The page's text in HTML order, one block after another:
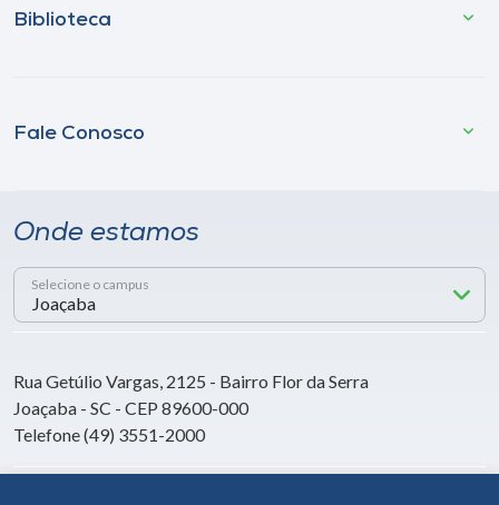
Biblioteca
Fale Conosco
Onde estamos
Selecione o campus
Rua Getúlio Vargas, 2125 - Bairro Flor da Serra
Joaçaba - SC - CEP 89600-000
Telefone (49) 3551-2000